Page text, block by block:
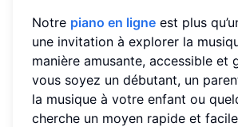
Notre piano en ligne est plus
une invitation à explorer la
manière amusante, accessible et
vous soyez un débutant, un
la musique à votre enfant ou
cherche un moyen rapide et